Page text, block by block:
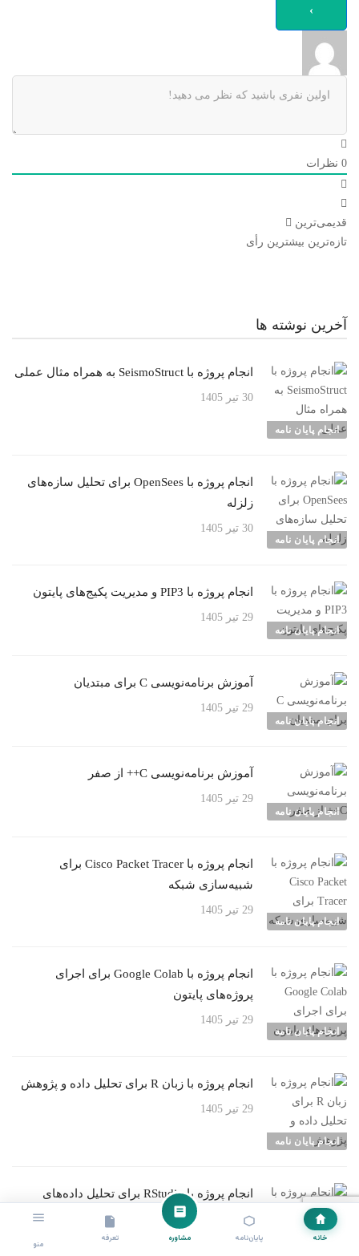
خانه پایان‌نامه مشاوره تعرفه
منو
0 نظرات
قدیمی‌ترین
تازه‌ترین بیشترین رأی
آخرین نوشته ها
انجام پایان نامه
انجام پروژه با SeismoStruct به همراه مثال عملی
30 تیر 1405
انجام پایان نامه
انجام پروژه با OpenSees برای تحلیل سازه‌های
زلزله
30 تیر 1405
انجام پایان نامه
انجام پروژه با PIP3 و مدیریت پکیج‌های پایتون
29 تیر 1405
انجام پایان نامه
آموزش برنامه‌نویسی C برای مبتدیان
29 تیر 1405
انجام پایان نامه
آموزش برنامه‌نویسی C++ از صفر
29 تیر 1405
انجام پایان نامه
انجام پروژه با Cisco Packet Tracer برای
شبیه‌سازی شبکه
29 تیر 1405
انجام پایان نامه
انجام پروژه با Google Colab برای اجرای
پروژه‌های پایتون
29 تیر 1405
انجام پایان نامه
انجام پروژه با زبان R برای تحلیل داده و پژوهش
29 تیر 1405
انجام پروژه با RStudio برای تحلیل داده‌های
آماری
28 تیر 1405